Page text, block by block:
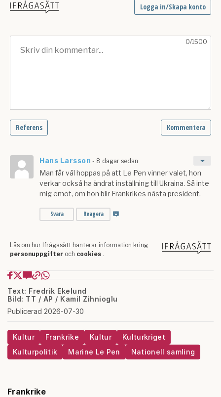
Text: Fredrik Ekelund
Bild: TT / AP / Kamil Zihnioglu
Publicerad 2026-07-30
Kultur Frankrike Kultur
Kulturkriget
Kulturpolitik
Marine Le Pen Nationell samling
Frankrike